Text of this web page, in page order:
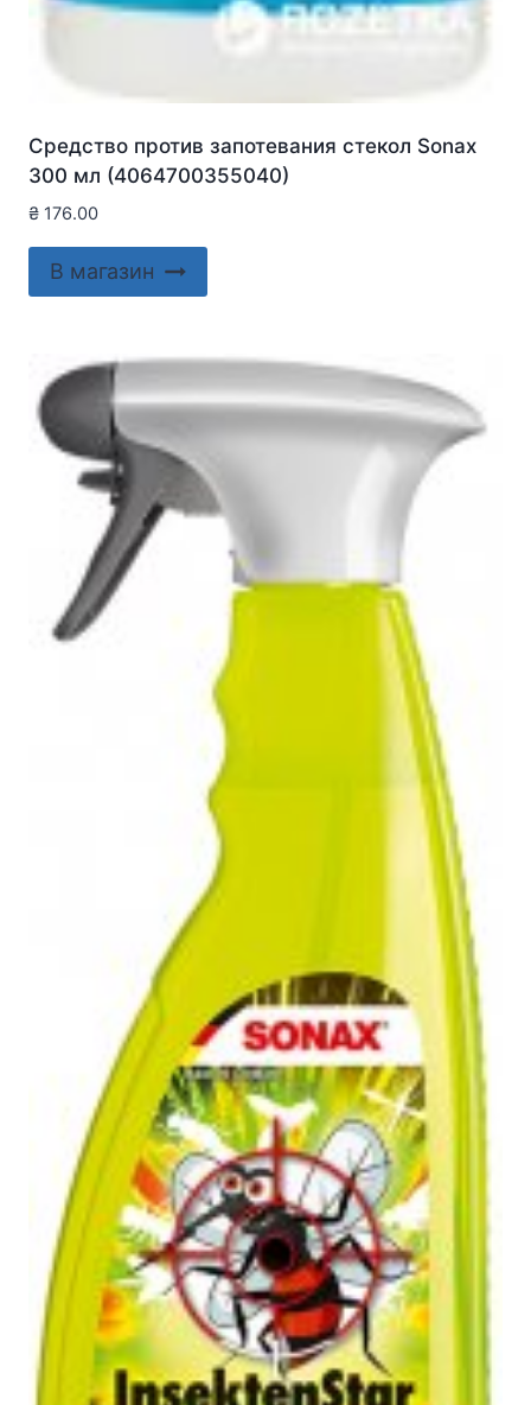
Средство против запотевания стекол Sonax
300 мл (4064700355040)
₴ 176.00
В магазин